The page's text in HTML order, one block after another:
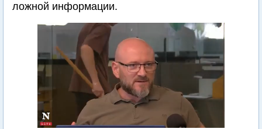
ложной информации.